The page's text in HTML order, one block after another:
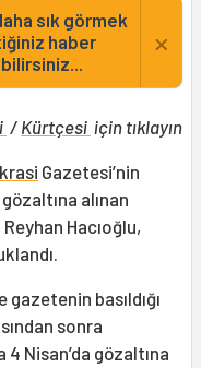
sık görmek
haber
×
/ Kürtçesi için tıklayın
Gazetesi’nin
alınan
Hacıoğlu,
basıldığı
sonra
Nisan’da gözaltına